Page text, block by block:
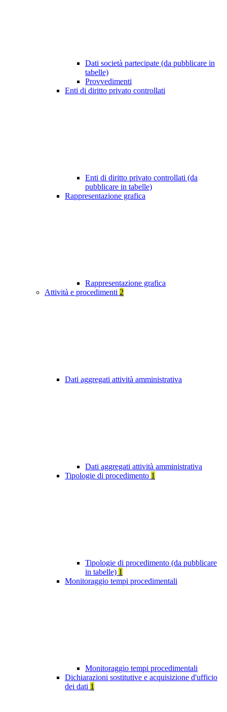
Dati società partecipate (da pubblicare in
tabelle)
Provvedimenti
Enti di diritto privato controllati
Enti di diritto privato controllati (da
pubblicare in tabelle)
Rappresentazione grafica
Rappresentazione grafica
Attività e procedimenti 2
Dati aggregati attività amministrativa
Dati aggregati attività amministrativa
Tipologie di procedimento 1
Tipologie di procedimento (da pubblicare
in tabelle) 1
Monitoraggio tempi procedimentali
Monitoraggio tempi procedimentali
Dichiarazioni sostitutive e acquisizione d'ufficio
dei dati 1